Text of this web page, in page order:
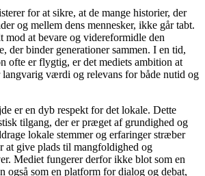
for at sikre, at de mange historier, der
og mellem dens mennesker, ikke går tabt.
mod at bevare og videreformidle den
der binder generationer sammen. I en tid,
ofte er flygtig, er det mediets ambition at
langvarig værdi og relevans for både nutid og
er en dyb respekt for det lokale. Dette
tilgang, der er præget af grundighed og
lokale stemmer og erfaringer stræber
at give plads til mangfoldighed og
Mediet fungerer derfor ikke blot som en
også som en platform for dialog og debat,